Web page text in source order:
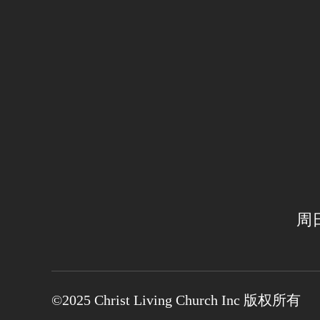
周
©2025 Christ Living Church Inc 版权所有